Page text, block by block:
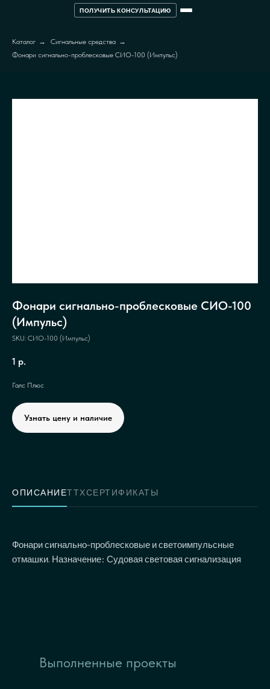
ПОЛУЧИТЬ КОНСУЛЬТАЦИЮ
Каталог → Сигнальные средства →
Фонари сигнально-проблесковые СИО-100 (Импульс)
Фонари сигнально-проблесковые СИО-100
(Импульс)
SKU: СИО-100 (Импульс)
1 р.
Галс Плюс
Узнать цену и наличие
ОПИСАНИЕТТХСЕРТИФИКАТЫ
Фонари сигнально-проблесковые и светоимпульсные
отмашки. Назначение: Судовая световая сигнализация
Выполненные проекты